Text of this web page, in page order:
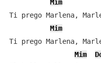
Mim
Ti prego Marlena,
Mim
Ti prego Marlena,
Mim